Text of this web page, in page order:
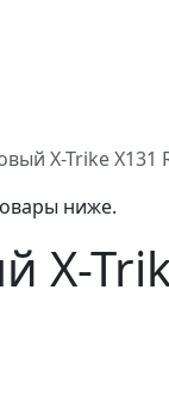
X-Trike X131
ниже.
X-